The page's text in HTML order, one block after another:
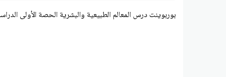
بوربوينت درس المعالم الطبيعية والبشرية الحصة الأولى